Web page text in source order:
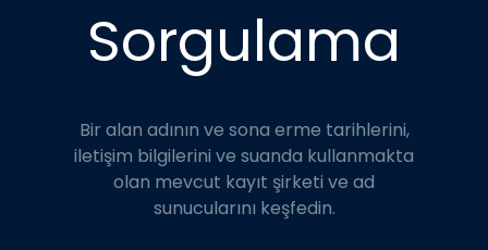
Sorgulama
Bir alan adının ve sona erme tarihlerini,
iletişim bilgilerini ve suanda kullanmakta
olan mevcut kayıt şirketi ve ad
sunucularını keşfedin.